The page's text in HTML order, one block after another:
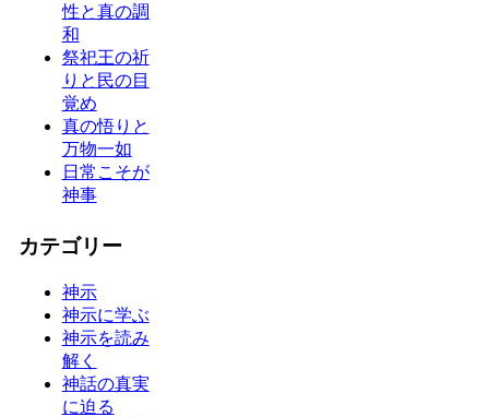
性と真の調
和
祭祀王の祈
りと民の目
覚め
真の悟りと
万物一如
日常こそが
神事
カテゴリー
神示
神示に学ぶ
神示を読み
解く
神話の真実
に迫る